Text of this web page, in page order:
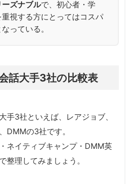
ズナブルで、初心者・学
視する方にとってはコスパ
っている。
話大手3社の比較表
手3社といえば、レアジョブ、
DMMの3社です。
ネイティブキャンプ・DMM英
整理してみましょう。